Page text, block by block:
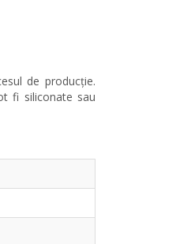
de producție.
fi siliconate sau